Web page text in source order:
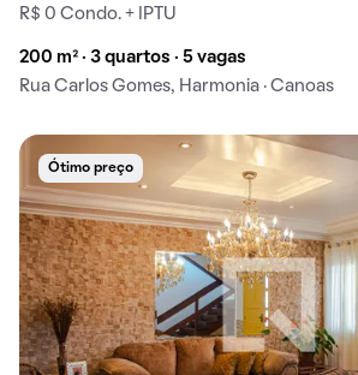
R$ 0 Condo. + IPTU
200 m² · 3 quartos · 5 vagas
Rua Carlos Gomes, Harmonia · Canoas
Ótimo preço